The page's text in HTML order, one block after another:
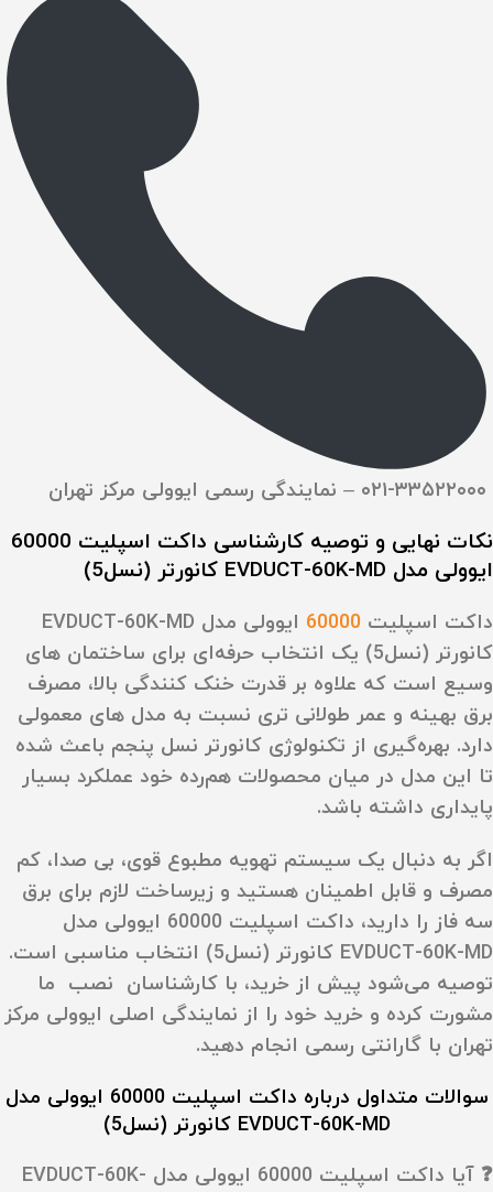
۰۲۱-۳۳۵۲۲۰۰۰ – نمایندگی رسمی ایوولی مرکز تهران
نکات نهایی و توصیه کارشناسی داکت اسپلیت 60000
ایوولی مدل EVDUCT-60K-MD کانورتر (نسل5)
داکت اسپلیت 60000
ایوولی مدل EVDUCT-60K-MD
کانورتر (نسل5) یک انتخاب حرفه‌ای برای ساختمان‌ های
وسیع است که علاوه بر قدرت خنک‌ کنندگی بالا، مصرف
برق بهینه و عمر طولانی‌ تری نسبت به مدل‌ های معمولی
دارد. بهره‌گیری از تکنولوژی کانورتر نسل پنجم باعث شده
تا این مدل در میان محصولات هم‌رده خود عملکرد بسیار
پایداری داشته باشد.
اگر به دنبال یک سیستم تهویه مطبوع قوی، بی‌ صدا، کم‌
مصرف و قابل اطمینان هستید و زیرساخت لازم برای برق
سه‌ فاز را دارید، داکت اسپلیت 60000 ایوولی مدل
EVDUCT-60K-MD کانورتر (نسل5) انتخاب مناسبی است.
توصیه می‌شود پیش از خرید، با کارشناسان نصب ما
مشورت کرده و خرید خود را از نمایندگی اصلی ایوولی مرکز
تهران با گارانتی رسمی انجام دهید.
سوالات متداول درباره داکت اسپلیت 60000 ایوولی مدل
EVDUCT-60K-MD کانورتر (نسل5)
❓ آیا داکت اسپلیت 60000 ایوولی مدل EVDUCT-60K-